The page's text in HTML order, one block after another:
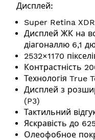
Дисплей:
Super Retina XDR
Дисплей ЖК на
діагоналлю 6,1
2532×1170
Контрастність
Технологія True
Дисплей з
(P3)
Тактильний
Яскравість до
Олеофобное